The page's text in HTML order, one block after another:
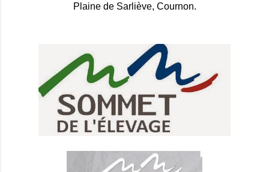
Plaine de Sarliève, Cournon.